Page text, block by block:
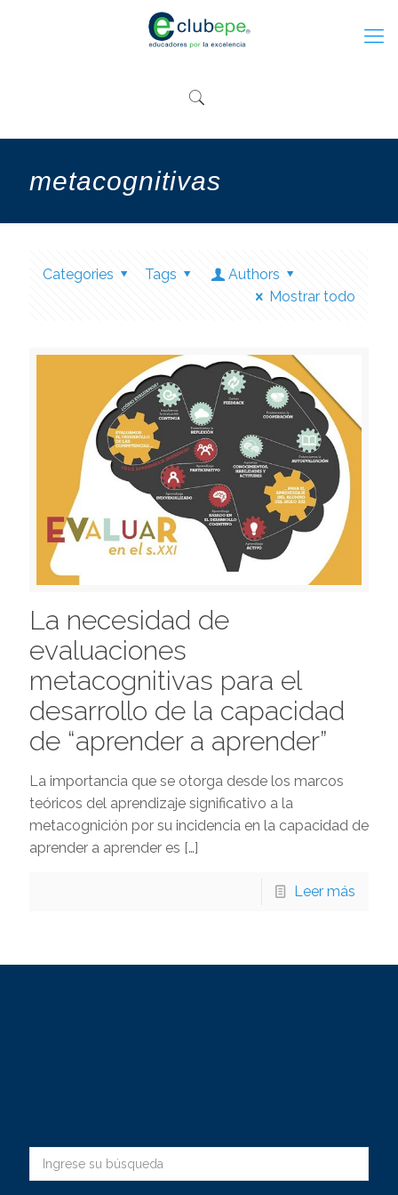
metacognitivas
Categories Tags
Authors
Mostrar todo
La necesidad de
evaluaciones
metacognitivas para el
desarrollo de la capacidad
de “aprender a aprender”
La importancia que se otorga desde los marcos
teóricos del aprendizaje significativo a la
metacognición por su incidencia en la capacidad de
aprender a aprender es […]
Leer más